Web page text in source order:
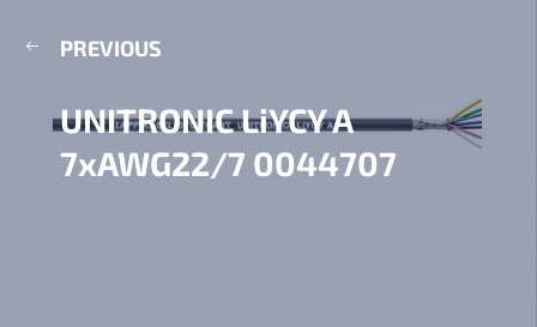
PREVIOUS
UNITRONIC LiYCY A
7xAWG22/7 0044707